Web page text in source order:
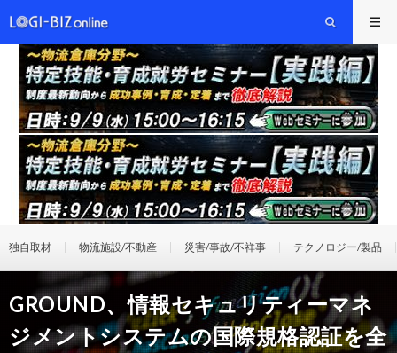
独自取材 物流施設/不動産 災害/事故/不祥事 テクノロジー/製品
GROUND、情報セキュリティーマネ
ジメントシステムの国際規格認証を全